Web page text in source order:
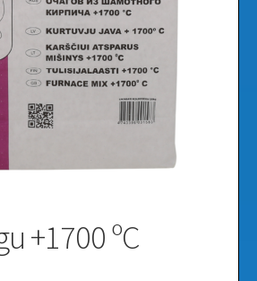
+1700 ºC